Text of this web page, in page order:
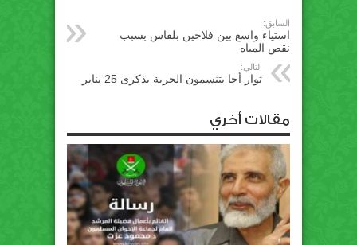
السابق:
استياء واسع بين فلاحين بلقاس بسبب
نقص المياه
التالي:
ثوار أجا يتنسمون الحرية بذكرى 25 يناير
مقالات أخري